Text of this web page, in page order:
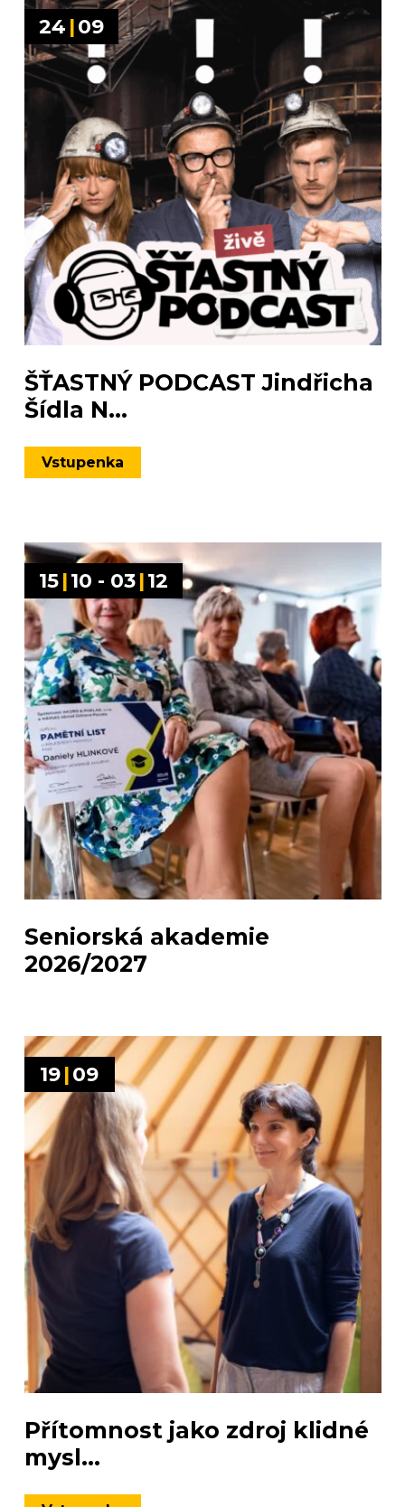
24 |09
ŠŤASTNÝ PODCAST Jindřicha
Šídla N...
Vstupenka
15 |10 - 03 |12
Seniorská akademie
2026/2027
19|09
Přítomnost jako zdroj klidné
mysl...